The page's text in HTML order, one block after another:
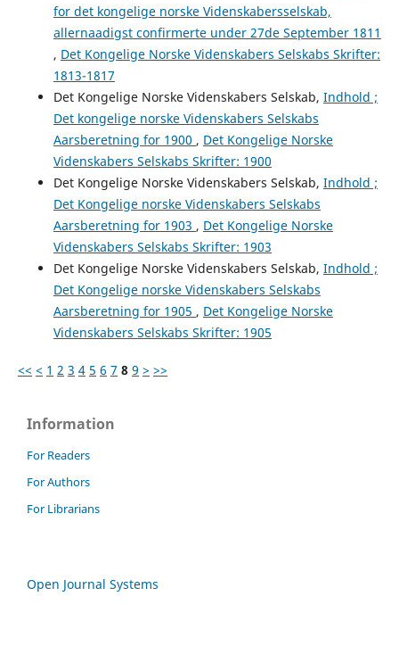
for det kongelige norske Videnskabersselskab,
allernaadigst confirmerte under 27de September 1811
, Det Kongelige Norske Videnskabers Selskabs Skrifter:
1813-1817
Det Kongelige Norske Videnskabers Selskab, Indhold ;
Det kongelige norske Videnskabers Selskabs
Aarsberetning for 1900 , Det Kongelige Norske
Videnskabers Selskabs Skrifter: 1900
Det Kongelige Norske Videnskabers Selskab, Indhold ;
Det Kongelige norske Videnskabers Selskabs
Aarsberetning for 1903 , Det Kongelige Norske
Videnskabers Selskabs Skrifter: 1903
Det Kongelige Norske Videnskabers Selskab, Indhold ;
Det Kongelige norske Videnskabers Selskabs
Aarsberetning for 1905 , Det Kongelige Norske
Videnskabers Selskabs Skrifter: 1905
<< < 1 2 3 4 5 6 7 8 9 > >>
Information
For Readers
For Authors
For Librarians
Open Journal Systems